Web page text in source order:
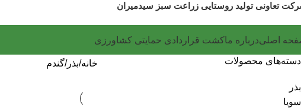
تعاونی تولید روستایی زراعت سبز سیدمیران
اصلیدرباره ماکشت قراردادی حمایتی کشاورزی
دسته‌های محصولات
بذر
سویا
خانه بذر گندم